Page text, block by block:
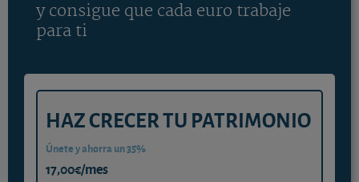
y consigue que cada euro trabaje
para ti
HAZ CRECER TU PATRIMONIO
Únete y ahorra un 35%
17,00€/mes